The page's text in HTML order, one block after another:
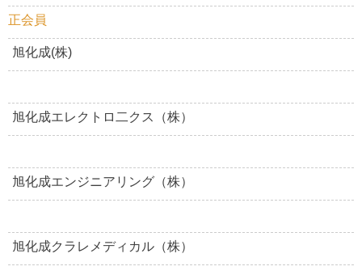
正会員
旭化成(株)
旭化成エレクトロ二クス（株）
旭化成エンジニアリング（株）
旭化成クラレメディカル（株）